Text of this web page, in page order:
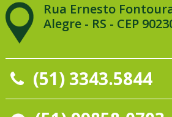
Rua Ernesto
Alegre - RS - CEP
(51) 3343.5844